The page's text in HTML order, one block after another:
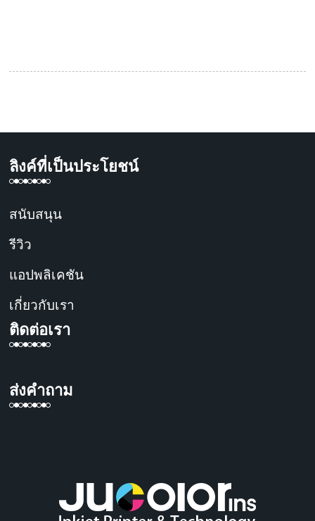
ลิงค์ที่เป็นประโยชน์
สนับสนุน
รีวิว
แอปพลิเคชัน
เกี่ยวกับเรา
ติดต่อเรา
ส่งคำถาม